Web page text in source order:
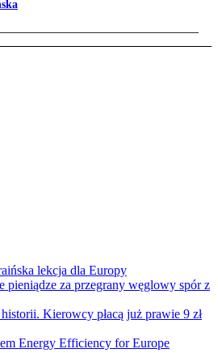
lekcja dla Europy
pieniądze za przegrany węglowy spór z
Kierowcy płacą już prawie 9 zł
Energy Efficiency for Europe